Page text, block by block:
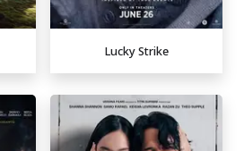
Lucky Strike